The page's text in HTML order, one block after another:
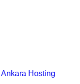
Ankara Hosting